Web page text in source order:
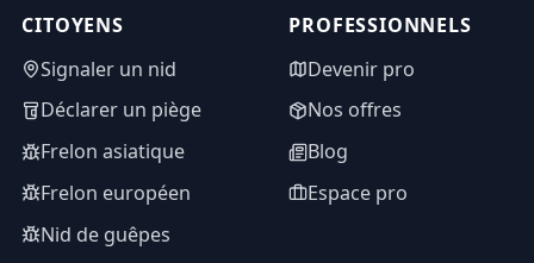
CITOYENS
Signaler un nid
Déclarer un piège
Frelon asiatique
Frelon européen
Nid de guêpes
PROFESSIONNELS
Devenir pro
Nos offres
Blog
Espace pro